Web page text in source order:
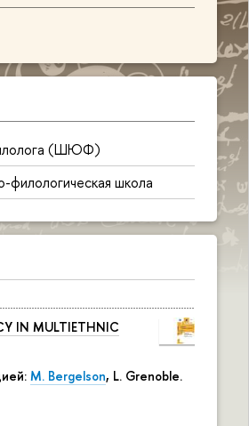
(ШЮФ)
филологическая школа
IN MULTIETHNIC
M. Bergelson, L. Grenoble.